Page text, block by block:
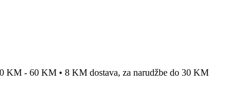
KM - 60 KM • 8 KM dostava, za narudžbe do 30 KM